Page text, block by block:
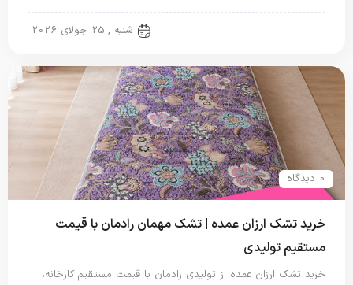
شنبه , 25 جولای 2026
0 دیدگاه
خرید تشک ارزان عمده | تشک مهمان رادمان با قیمت
مستقیم تولیدی
خرید تشک ارزان عمده از تولیدی رادمان با قیمت مستقیم کارخانه،